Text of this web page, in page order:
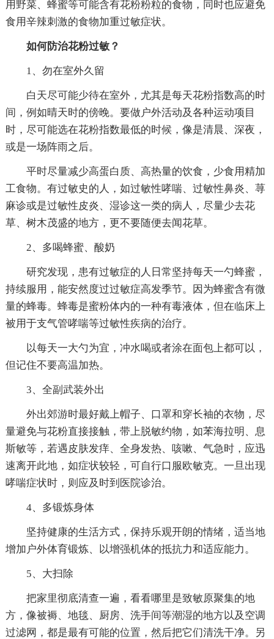
用野菜、蜂蜜等可能含有花粉粉粒的食物，同时也应避免
食用辛辣刺激的食物加重过敏症状。
如何防治花粉过敏？
1、勿在室外久留
白天尽可能少待在室外，尤其是每天花粉指数高的时
间，例如晴天时的傍晚。要做户外活动及各种运动项目
时，尽可能选在花粉指数最低的时候，像是清晨、深夜，
或是一场阵雨之后。
平时尽量减少高蛋白质、高热量的饮食，少食用精加
工食物。有过敏史的人，如过敏性哮喘、过敏性鼻炎、荨
麻诊或是过敏性皮炎、湿诊这一类的病人，尽量少去花
草、树木茂盛的地方，更不要随便去闻花草。
2、多喝蜂蜜、酸奶
研究发现，患有过敏症的人日常坚持每天一勺蜂蜜，
持续服用，能安然度过过敏症高发季节。因为蜂蜜含有微
量的蜂毒。蜂毒是蜜粉体内的一种有毒液体，但在临床上
被用于支气管哮喘等过敏性疾病的治疗。
以每天一大勺为宜，冲水喝或者涂在面包上都可以，
但记住不要高温加热。
3、全副武装外出
外出郊游时最好戴上帽子、口罩和穿长袖的衣物，尽
量避免与花粉直接接触，带上脱敏约物，如苯海拉明、息
斯敏等，若遇皮肤发痒、全身发热、咳嗽、气急时，应迅
速离开此地，如症状较轻，可自行口服欧敏克。一旦出现
哮喘症状时，则应及时到医院诊治。
4、多锻炼身体
坚持健康的生活方式，保持乐观开朗的情绪，适当地
增加户外体育锻炼、以增强机体的抵抗力和适应能力。
5、大扫除
把家里彻底清查一遍，看看哪里是致敏原聚集的地
方，像被褥、地毯、厨房、洗手间等潮湿的地方以及空调
过滤网，都是最有可能的位置，然后把它们清洗干净。另